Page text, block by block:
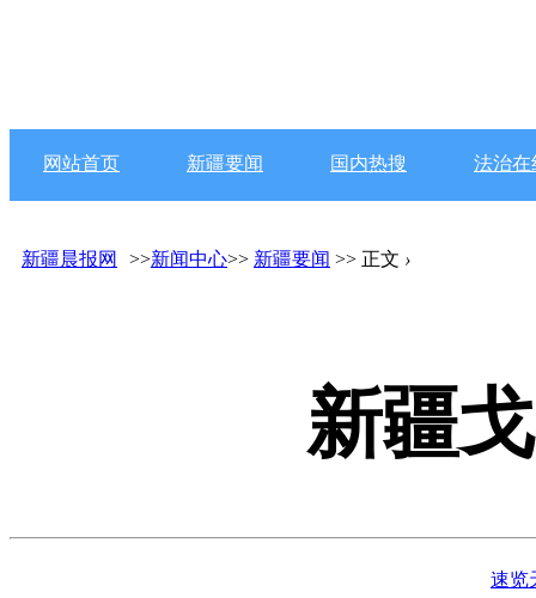
网站首页 新疆要闻 国内热搜 法治在
新疆晨报网 >>新闻中心>> 新疆要闻 >> 正文 ›
新疆
速览